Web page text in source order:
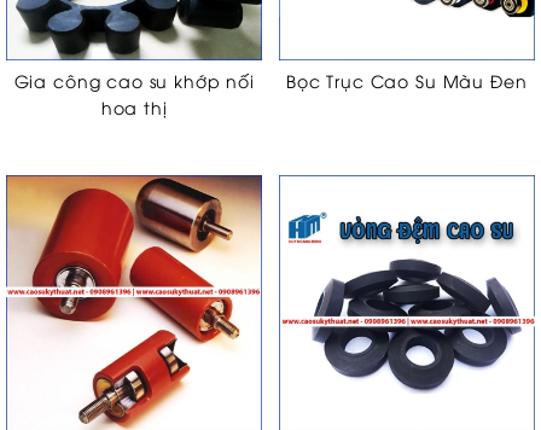
Gia công cao su khớp nối
hoa thị
Bọc Trục Cao Su Màu Đen